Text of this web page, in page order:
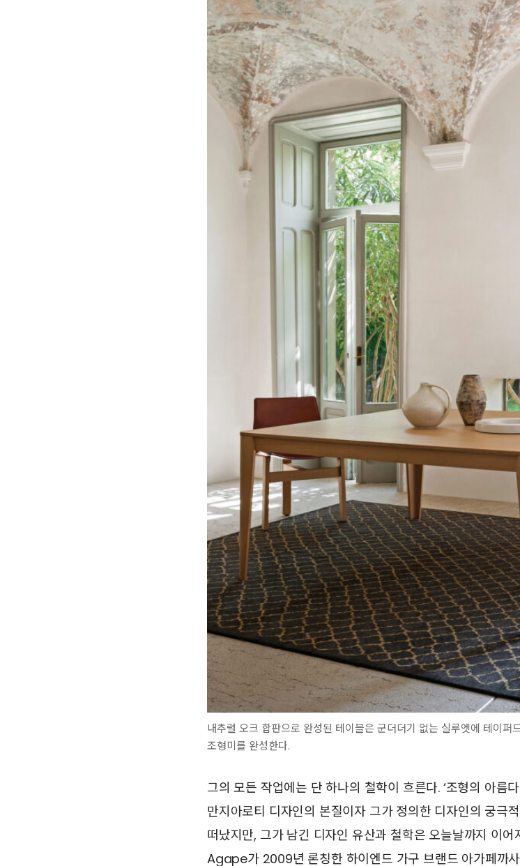
내추럴 오크 합판으로 완성된 테이블은 군더더기 없는 실루엣에 테이퍼
조형미를 완성한다.
그의 모든 작업에는 단 하나의 철학이 흐른다. ‘조형의 아름
만지아로티 디자인의 본질이자 그가 정의한 디자인의 궁극
떠났지만, 그가 남긴 디자인 유산과 철학은 오늘날까지 이
Agape가 2009년 론칭한 하이엔드 가구 브랜드 아가페까